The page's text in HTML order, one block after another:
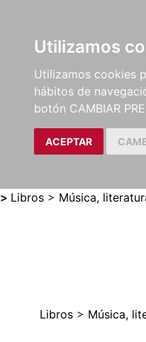
Utilizamos
Utilizamos cookies
hábitos de
botón CAMBIAR
ACEPTAR
LIBROS
MÉTODOS Y
EJERCICIOS
> Libros > Música,
Libros > Música,